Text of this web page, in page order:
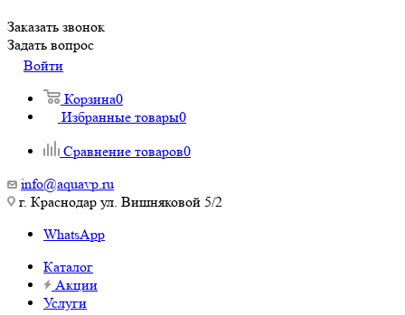
Заказать звонок
Задать вопрос
Войти
Корзина0
Избранные товары0
Сравнение товаров0
info@aquavp.ru
г. Краснодар ул. Вишняковой 5/2
WhatsApp
Каталог
Акции
Услуги